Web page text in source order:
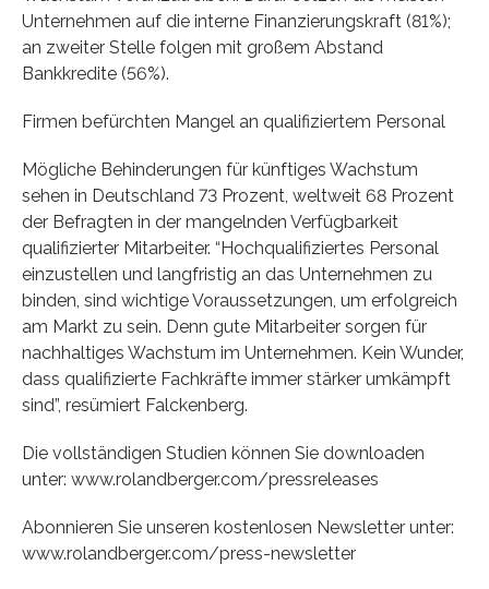
Unternehmen auf die interne Finanzierungskraft (81%);
an zweiter Stelle folgen mit großem Abstand
Bankkredite (56%).
Firmen befürchten Mangel an qualifiziertem Personal
Mögliche Behinderungen für künftiges Wachstum
sehen in Deutschland 73 Prozent, weltweit 68 Prozent
der Befragten in der mangelnden Verfügbarkeit
qualifizierter Mitarbeiter. “Hochqualifiziertes Personal
einzustellen und langfristig an das Unternehmen zu
binden, sind wichtige Voraussetzungen, um erfolgreich
am Markt zu sein. Denn gute Mitarbeiter sorgen für
nachhaltiges Wachstum im Unternehmen. Kein Wunder,
dass qualifizierte Fachkräfte immer stärker umkämpft
sind”, resümiert Falckenberg.
Die vollständigen Studien können Sie downloaden
unter: www.rolandberger.com/pressreleases
Abonnieren Sie unseren kostenlosen Newsletter unter:
www.rolandberger.com/press-newsletter